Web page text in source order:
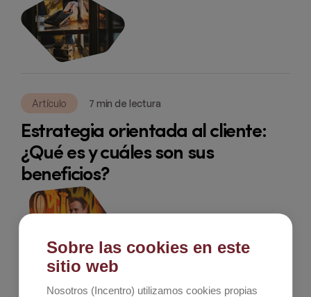
Artículo 7 min de lectura
Estrategia orientada al cliente:
¿Qué es y cuáles son sus
beneficios?
Sobre las cookies en este
sitio web
Nosotros (Incentro) utilizamos cookies propias